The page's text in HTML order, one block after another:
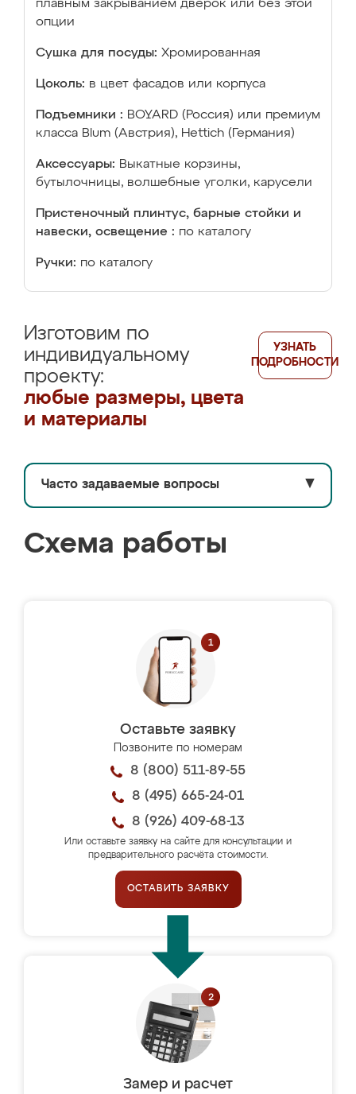
плавным закрыванием дверок или без этой
опции
Сушка для посуды: Хромированная
Цоколь: в цвет фасадов или корпуса
Подъемники : BOYARD (Россия) или премиум
класса Blum (Австрия), Hettich (Германия)
Аксессуары: Выкатные корзины,
бутылочницы, волшебные уголки, карусели
Пристеночный плинтус, барные стойки и
навески, освещение : по каталогу
Ручки: по каталогу
Изготовим по
индивидуальному
проекту:
любые размеры, цвета
и материалы
УЗНАТЬ
ПОДРОБНОСТИ
Часто задаваемые вопросы ▼
Схема работы
Оставьте заявку
Позвоните по номерам
8 (800) 511-89-55
8 (495) 665-24-01
8 (926) 409-68-13
Или оставьте заявку на сайте для консультации и
предварительного расчёта стоимости.
ОСТАВИТЬ ЗАЯВКУ
Замер и расчет